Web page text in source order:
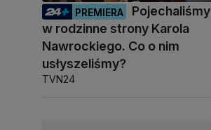
PREMIERA
Pojechaliśmy
w rodzinne strony Karola
Nawrockiego. Co o nim
usłyszeliśmy?
TVN24